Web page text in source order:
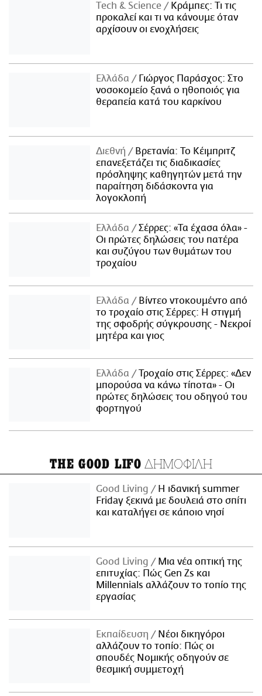
Τech & Science
Κράμπες: Τι τις
προκαλεί και τι να κάνουμε όταν
αρχίσουν οι ενοχλήσεις
Ελλάδα
Γιώργος Παράσχος: Στο
νοσοκομείο ξανά ο ηθοποιός για
θεραπεία κατά του καρκίνου
Διεθνή
Βρετανία: Το Κέιμπριτζ
επανεξετάζει τις διαδικασίες
πρόσληψης καθηγητών μετά την
παραίτηση διδάσκοντα για
λογοκλοπή
Ελλάδα
Σέρρες: «Τα έχασα όλα» -
Οι πρώτες δηλώσεις του πατέρα
και συζύγου των θυμάτων του
τροχαίου
Ελλάδα
Βίντεο ντοκουμέντο από
το τροχαίο στις Σέρρες: Η στιγμή
της σφοδρής σύγκρουσης - Νεκροί
μητέρα και γιος
Ελλάδα
Τροχαίο στις Σέρρες: «Δεν
μπορούσα να κάνω τίποτα» - Οι
πρώτες δηλώσεις του οδηγού του
φορτηγού
THE GOOD LIFO ΔΗΜΟΦΙΛΗ
Good Living
Η ιδανική summer
Friday ξεκινά με δουλειά στο σπίτι
και καταλήγει σε κάποιο νησί
Good Living
Μια νέα οπτική της
επιτυχίας: Πώς Gen Zs και
Millennials αλλάζουν το τοπίο της
εργασίας
Εκπαίδευση
Νέοι δικηγόροι
αλλάζουν το τοπίο: Πώς οι
σπουδές Νομικής οδηγούν σε
θεσμική συμμετοχή